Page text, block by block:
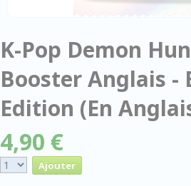
K-Pop Demon
Booster Anglais -
Edition (En
4,90 €